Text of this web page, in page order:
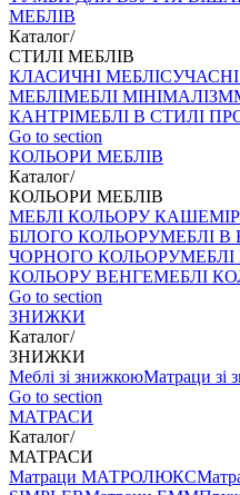
МЕБЛІВ
Каталог/
СТИЛІ МЕБЛІВ
КЛАСИЧНІ МЕБЛІ
МЕБЛІМЕБЛІ МІНІМАЛІЗМ
КАНТРІМЕБЛІ В СТИЛІ
Go to section
КОЛЬОРИ МЕБЛІВ
Каталог/
КОЛЬОРИ МЕБЛІВ
МЕБЛІ КОЛЬОРУ КАШЕМІР
БІЛОГО КОЛЬОРУМЕБЛІ В
ЧОРНОГО КОЛЬОРУ
КОЛЬОРУ ВЕНГЕМЕБЛІ
Go to section
ЗНИЖКИ
Каталог/
ЗНИЖКИ
Меблі зі знижкоюМатраци зі
Go to section
МАТРАСИ
Каталог/
МАТРАСИ
Матраци МАТРОЛЮКС